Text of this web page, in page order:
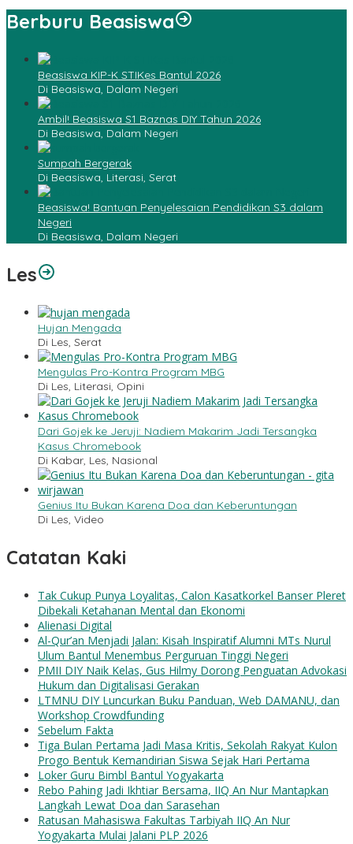
Berburu Beasiswa
Beasiswa KIP-K STIKes Bantul 2026
Di Beasiswa, Dalam Negeri
Ambil! Beasiswa S1 Baznas DIY Tahun 2026
Di Beasiswa, Dalam Negeri
Sumpah Bergerak
Di Beasiswa, Literasi, Serat
Beasiswa! Bantuan Penyelesaian Pendidikan S3 dalam
Negeri
Di Beasiswa, Dalam Negeri
Les
Hujan Mengada
Di Les, Serat
Mengulas Pro-Kontra Program MBG
Di Les, Literasi, Opini
Dari Gojek ke Jeruji: Nadiem Makarim Jadi Tersangka
Kasus Chromebook
Di Kabar, Les, Nasional
Genius Itu Bukan Karena Doa dan Keberuntungan
Di Les, Video
Catatan Kaki
Tak Cukup Punya Loyalitas, Calon Kasatkorkel Banser Pleret
Dibekali Ketahanan Mental dan Ekonomi
Alienasi Digital
Al-Qur’an Menjadi Jalan: Kisah Inspiratif Alumni MTs Nurul
Ulum Bantul Menembus Perguruan Tinggi Negeri
PMII DIY Naik Kelas, Gus Hilmy Dorong Penguatan Advokasi
Hukum dan Digitalisasi Gerakan
LTMNU DIY Luncurkan Buku Panduan, Web DAMANU, dan
Workshop Crowdfunding
Sebelum Fakta
Tiga Bulan Pertama Jadi Masa Kritis, Sekolah Rakyat Kulon
Progo Bentuk Kemandirian Siswa Sejak Hari Pertama
Loker Guru Bimbl Bantul Yogyakarta
Rebo Pahing Jadi Ikhtiar Bersama, IIQ An Nur Mantapkan
Langkah Lewat Doa dan Sarasehan
Ratusan Mahasiswa Fakultas Tarbiyah IIQ An Nur
Yogyakarta Mulai Jalani PLP 2026